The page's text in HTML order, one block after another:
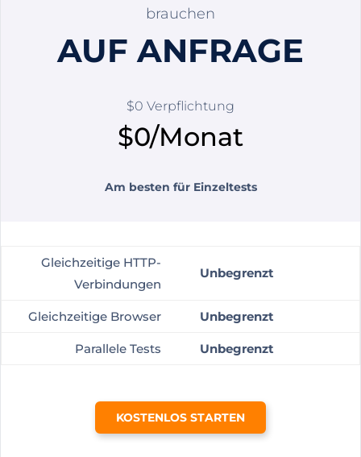
brauchen
AUF ANFRAGE
$0 Verpflichtung
$0/Monat
Am besten für Einzeltests
Gleichzeitige HTTP-
Verbindungen
Unbegrenzt
Gleichzeitige Browser Unbegrenzt
Parallele Tests Unbegrenzt
KOSTENLOS STARTEN